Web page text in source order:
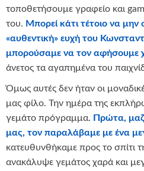
τοποθετήσουμε γραφείο και
του. Μπορεί κάτι τέτοιο να
«αυθεντική» ευχή του
μπορούσαμε να τον αφήσουμε
άνετος τα αγαπημένα του
Όμως αυτές δεν ήταν οι
μας φίλο. Την ημέρα της
γεμάτο πρόγραμμα. Πρώτα,
μας, τον παραλάβαμε με ένα
κατευθυνθήκαμε προς το σπίτι
ανακάλυψε γεμάτος χαρά και